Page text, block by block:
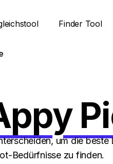
Finder Tool
um die beste
Bedürfnisse zu finden.